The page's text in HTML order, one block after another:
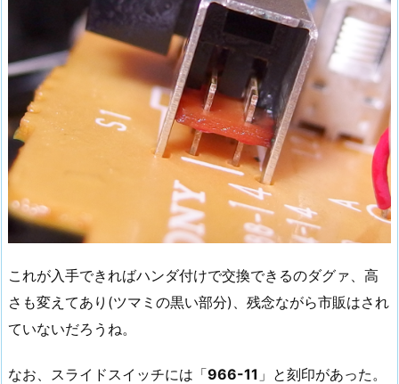
これが入手できればハンダ付けで交換できるのダグァ、高
さも変えてあり(ツマミの黒い部分)、残念ながら市販はされ
ていないだろうね。
なお、スライドスイッチには「966-11 」と刻印があった。